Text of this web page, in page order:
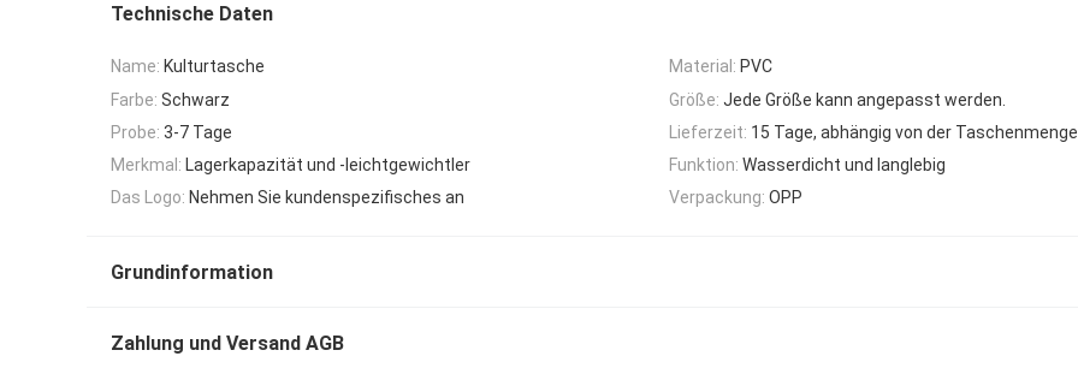
Technische Daten
Name: Kulturtasche Material: PVC
Farbe: Schwarz Größe: Jede Größe kann angepasst werden.
Probe: 3-7 Tage Lieferzeit: 15 Tage, abhängig von der Taschenmenge
Merkmal: Lagerkapazität und -leichtgewichtler Funktion: Wasserdicht und langlebig
Das Logo: Nehmen Sie kundenspezifisches an Verpackung: OPP
Grundinformation
Zahlung und Versand AGB